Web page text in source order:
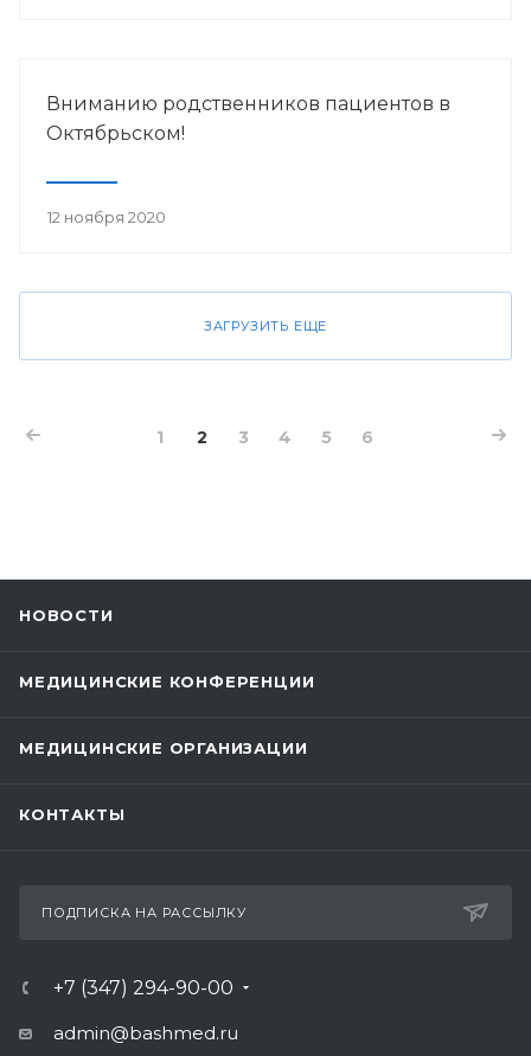
Вниманию родственников пациентов в
Октябрьском!
12 ноября 2020
ЗАГРУЗИТЬ ЕЩЕ
1 2 3 4 5 6
НОВОСТИ
МЕДИЦИНСКИЕ КОНФЕРЕНЦИИ
МЕДИЦИНСКИЕ ОРГАНИЗАЦИИ
КОНТАКТЫ
ПОДПИСКА НА РАССЫЛКУ
+7 (347) 294-90-00
admin@bashmed.ru